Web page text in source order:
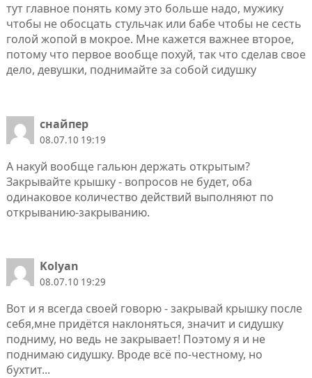
тут главное понять кому это больше надо, мужику
чтобы не обосцать стульчак или бабе чтобы не сесть
голой жопой в мокрое. Мне кажется важнее второе,
потому что первое вообще похуй, так что сделав свое
дело, девушки, поднимайте за собой сидушку
снайпер
08.07.10 19:19
А накуй вообще гальюн держать открытым?
Закрывайте крышку - вопросов не будет, оба
одинаковое количество действий выполняют по
открыванию-закрыванию.
Kolyan
08.07.10 19:29
Вот и я всегда своей говорю - закрывай крышку после
себя,мне придётся наклоняться, значит и сидушку
подниму, но ведь не закрывает! Поэтому я и не
поднимаю сидушку. Вроде всё по-честному, но
бухтит...